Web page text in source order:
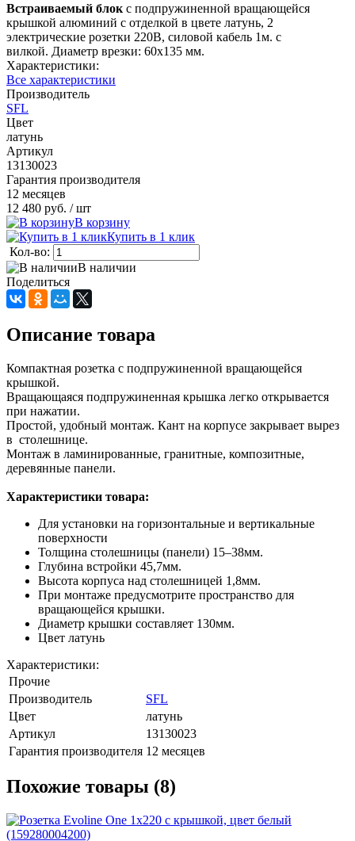
Встраиваемый блок с подпружиненной вращающейся
крышкой алюминий с отделкой в цвете латунь, 2
электрические розетки 220В, силовой кабель 1м. с
вилкой. Диаметр врезки: 60х135 мм.
Характеристики:
Все характеристики
Производитель
SFL
Цвет
латунь
Артикул
13130023
Гарантия производителя
12 месяцев
12 480 руб. / шт
В корзину
Купить в 1 клик
Кол-во:
В наличии
Поделиться
Описание товара
Компактная розетка с подпружиненной вращающейся
крышкой.
Вращающаяся подпружиненная крышка легко открывается
при нажатии.
Простой, удобный монтаж. Кант на корпусе закрывает вырез
в столешнице.
Монтаж в ламинированные, гранитные, композитные,
деревянные панели.
Характеристики товара:
Для установки на горизонтальные и вертикальные
поверхности
Толщина столешницы (панели) 15–38мм.
Глубина встройки 45,7мм.
Высота корпуса над столешницей 1,8мм.
При монтаже предусмотрите пространство для
вращающейся крышки.
Диаметр крышки составляет 130мм.
Цвет латунь
Характеристики:
Прочие
Производитель
SFL
Цвет
латунь
Артикул
13130023
Гарантия производителя 12 месяцев
Похожие товары (8)